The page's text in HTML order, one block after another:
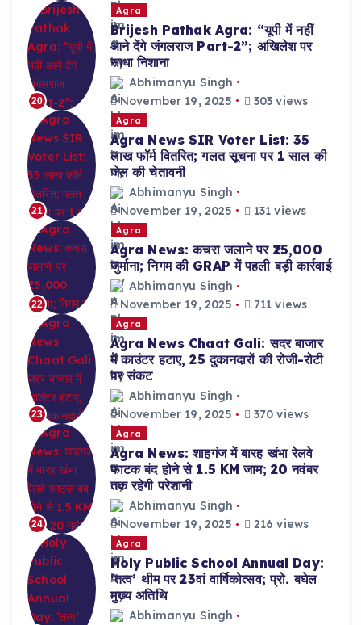
20
Agra
Brijesh Pathak Agra: “यूपी में नहीं
आने देंगे जंगलराज Part-2”; अखिलेश पर
साधा निशाना
Abhimanyu Singh
November 19, 2025
303 views
21
Agra
Agra News SIR Voter List: 35
लाख फॉर्म वितरित; गलत सूचना पर 1 साल की
जेल की चेतावनी
Abhimanyu Singh
November 19, 2025
131 views
22
Agra
Agra News: कचरा जलाने पर ₹25,000
जुर्माना; निगम की GRAP में पहली बड़ी कार्रवाई
Abhimanyu Singh
November 19, 2025
711 views
23
Agra
Agra News Chaat Gali: सदर बाजार
में काउंटर हटाए, 25 दुकानदारों की रोजी-रोटी
पर संकट
Abhimanyu Singh
November 19, 2025
370 views
24
Agra
Agra News: शाहगंज में बारह खंभा रेलवे
फाटक बंद होने से 1.5 KM जाम; 20 नवंबर
तक रहेगी परेशानी
Abhimanyu Singh
November 19, 2025
216 views
Agra
Holy Public School Annual Day:
‘तत्व’ थीम पर 23वां वार्षिकोत्सव; प्रो. बघेल
मुख्य अतिथि
Abhimanyu Singh